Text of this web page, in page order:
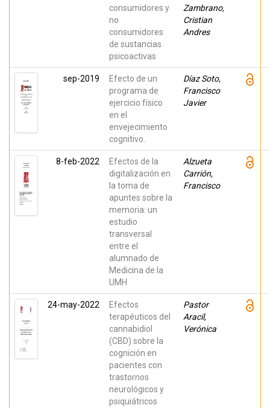
consumidores y
no
consumidores
de sustancias
psicoactivas
Zambrano,
Cristian
Andres
sep-2019
Efecto de un
programa de
ejercicio físico
en el
envejecimiento
cognitivo.
Díaz Soto,
Francisco
Javier
8-feb-2022
Efectos de la
digitalización en
la toma de
apuntes sobre la
memoria: un
estudio
transversal
entre el
alumnado de
Medicina de la
UMH
Alzueta
Carrión,
Francisco
24-may-2022
Efectos
terapéuticos del
cannabidiol
(CBD) sobre la
cognición en
pacientes con
trastornos
neurológicos y
psiquiátricos
Pastor
Aracil,
Verónica